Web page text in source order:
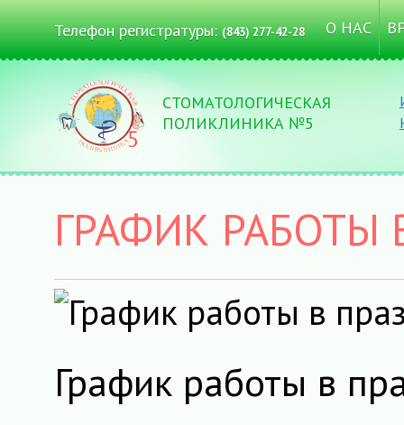
Телефон регистратуры:(843) 277-42-28 О НАС
СТОМАТОЛОГИЧЕСКАЯ
ПОЛИКЛИНИКА №5
ГРАФИК
График работы в